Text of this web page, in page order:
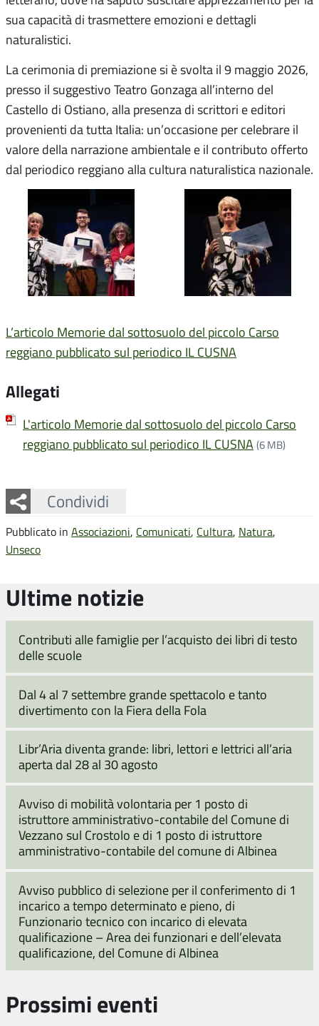
sua capacità di trasmettere emozioni e dettagli
naturalistici.
La cerimonia di premiazione si è svolta il 9 maggio 2026,
presso il suggestivo Teatro Gonzaga all’interno del
Castello di Ostiano, alla presenza di scrittori e editori
provenienti da tutta Italia: un’occasione per celebrare il
valore della narrazione ambientale e il contributo offerto
dal periodico reggiano alla cultura naturalistica nazionale.
L’articolo Memorie dal sottosuolo del piccolo Carso
reggiano pubblicato sul periodico IL CUSNA
Allegati
L'articolo Memorie dal sottosuolo del piccolo Carso
reggiano pubblicato sul periodico IL CUSNA(6 MB)
Condividi
Facebook
Twitter
Whatsapp
Pubblicato in Associazioni, Comunicati, Cultura, Natura,
Unseco
Ultime notizie
Contributi alle famiglie per l’acquisto dei libri di testo
delle scuole
Dal 4 al 7 settembre grande spettacolo e tanto
divertimento con la Fiera della Fola
Libr’Aria diventa grande: libri, lettori e lettrici all’aria
aperta dal 28 al 30 agosto
Avviso di mobilità volontaria per 1 posto di
istruttore amministrativo-contabile del Comune di
Vezzano sul Crostolo e di 1 posto di istruttore
amministrativo-contabile del comune di Albinea
Avviso pubblico di selezione per il conferimento di 1
incarico a tempo determinato e pieno, di
Funzionario tecnico con incarico di elevata
qualificazione – Area dei funzionari e dell’elevata
qualificazione, del Comune di Albinea
Prossimi eventi